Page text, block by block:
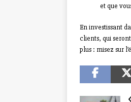
et que
En investissant
clients, qui
plus : misez sur